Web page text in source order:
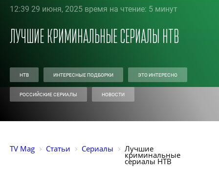
12:39 29 июня, 2025 время на чтение: 5 минут
Лучшие криминальные сериалы НТВ
НТВ ИНТЕРЕСНЫЕ ПОДБОРКИ ЭТО ИНТЕРЕСНО
РОССИЙСКИЕ СЕРИАЛЫ НОВОСТИ
TV Mag Статьи Сериалы Лучшие
криминальные
сериалы НТВ